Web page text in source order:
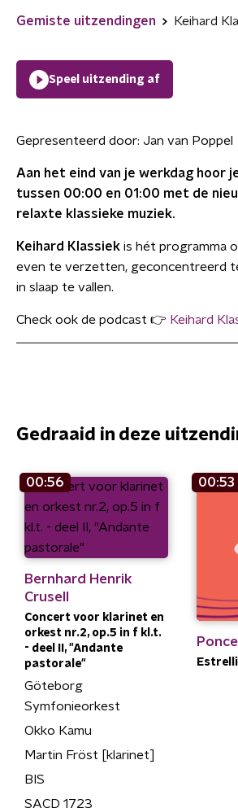
Gemiste uitzendingen Keihard
Speel uitzending af
Gepresenteerd door: Jan van Poppel
Aan het eind van je werkdag hoor
tussen 00:00 en 01:00 met de
relaxte klassieke muziek.
Keihard Klassiek is hét programma
even te verzetten, geconcentreerd
in slaap te vallen.
Check ook de podcast 👉 Keihard
Gedraaid in deze
00:56
Bernhard Henrik
Crusell
Concert voor klarinet en
orkest nr.2, op.5 in f kl.t.
- deel II, "Andante
pastorale"
Göteborg
Symfonieorkest
Okko Kamu
Martin Fröst [klarinet]
BIS
SACD 1723
00:53